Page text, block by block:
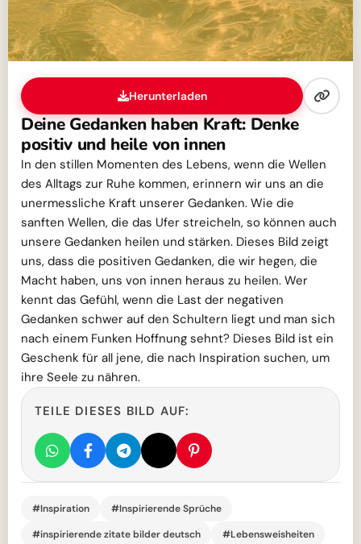
Herunterladen
Deine Gedanken haben Kraft: Denke
positiv und heile von innen
In den stillen Momenten des Lebens, wenn die Wellen
des Alltags zur Ruhe kommen, erinnern wir uns an die
unermessliche Kraft unserer Gedanken. Wie die
sanften Wellen, die das Ufer streicheln, so können auch
unsere Gedanken heilen und stärken. Dieses Bild zeigt
uns, dass die positiven Gedanken, die wir hegen, die
Macht haben, uns von innen heraus zu heilen. Wer
kennt das Gefühl, wenn die Last der negativen
Gedanken schwer auf den Schultern liegt und man sich
nach einem Funken Hoffnung sehnt? Dieses Bild ist ein
Geschenk für all jene, die nach Inspiration suchen, um
ihre Seele zu nähren.
TEILE DIESES BILD AUF:
#Inspiration
#Inspirierende Sprüche
#inspirierende zitate bilder deutsch
#Lebensweisheiten